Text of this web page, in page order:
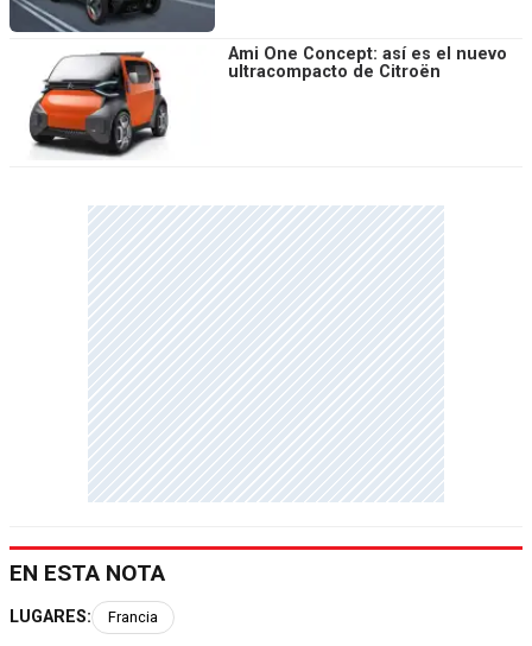
Ami One Concept: así es el nuevo
ultracompacto de Citroën
EN ESTA NOTA
LUGARES: Francia